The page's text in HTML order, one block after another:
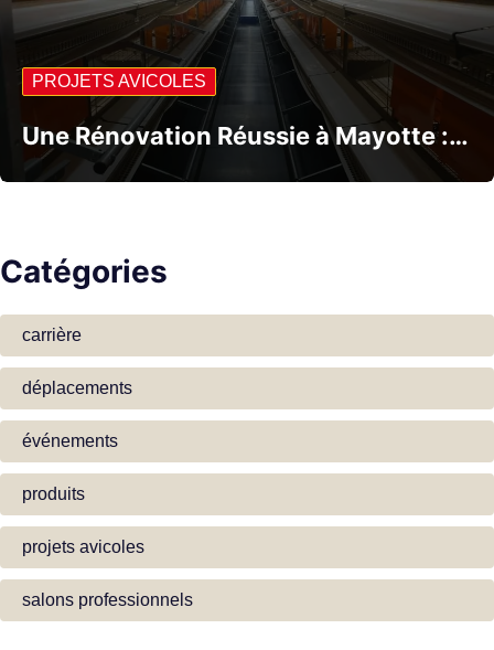
PROJETS AVICOLES
Une Rénovation Réussie à Mayotte :…
Catégories
carrière
déplacements
événements
produits
projets avicoles
salons professionnels